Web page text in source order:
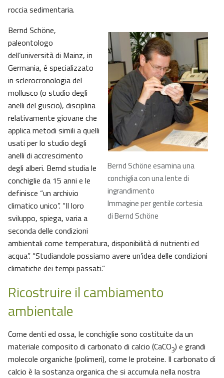
roccia sedimentaria.
Bernd Schöne esamina una
conchiglia con una lente di
ingrandimento
Immagine per gentile cortesia
di Bernd Schöne
Bernd Schöne,
paleontologo
dell’università di Mainz, in
Germania, é specializzato
in sclerocronologia del
mollusco (o studio degli
anelli del guscio), disciplina
relativamente giovane che
applica metodi simili a quelli
usati per lo studio degli
anelli di accrescimento
degli alberi. Bernd studia le
conchiglie da 15 anni e le
definisce “un archivio
climatico unico”. “Il loro
sviluppo, spiega, varia a
seconda delle condizioni
ambientali come temperatura, disponibilità di nutrienti ed
acqua”. “Studiandole possiamo avere un’idea delle condizioni
climatiche dei tempi passati.”
Ricostruire il cambiamento
ambientale
Come denti ed ossa, le conchiglie sono costituite da un
materiale composito di carbonato di calcio (CaCO3) e grandi
molecole organiche (polimeri), come le proteine. Il carbonato di
calcio è la sostanza organica che si accumula nella nostra